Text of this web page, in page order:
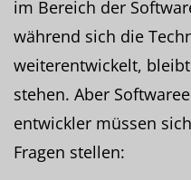
im Bereich der
während sich die
weiterentwickelt,
stehen. Aber
entwickler müssen
Fragen stellen: